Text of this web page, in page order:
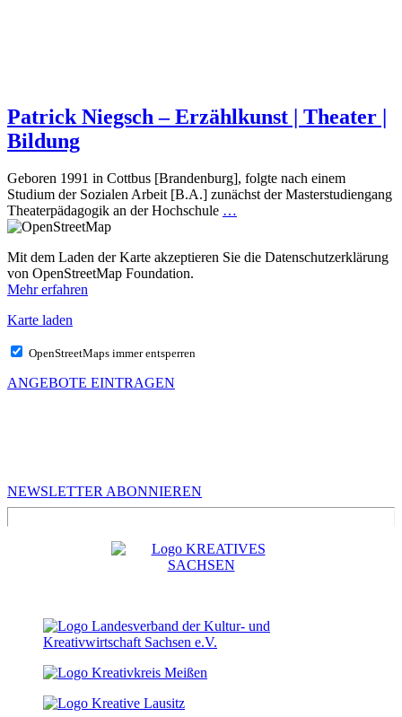
Patrick Niegsch – Erzählkunst | Theater |
Bildung
Geboren 1991 in Cottbus [Brandenburg], folgte nach einem
Studium der Sozialen Arbeit [B.A.] zunächst der Masterstudiengang
Theaterpädagogik an der Hochschule …
Mit dem Laden der Karte akzeptieren Sie die Datenschutzerklärung
von OpenStreetMap Foundation.
Mehr erfahren
Karte laden
OpenStreetMaps immer entsperren
ANGEBOTE EINTRAGEN
NEWSLETTER ABONNIEREN